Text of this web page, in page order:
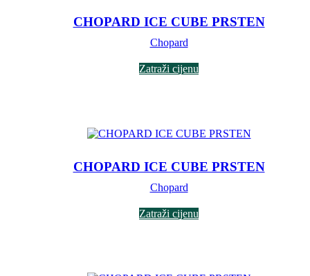
CHOPARD ICE CUBE PRSTEN
Chopard
Zatraži cijenu
CHOPARD ICE CUBE PRSTEN
Chopard
Zatraži cijenu